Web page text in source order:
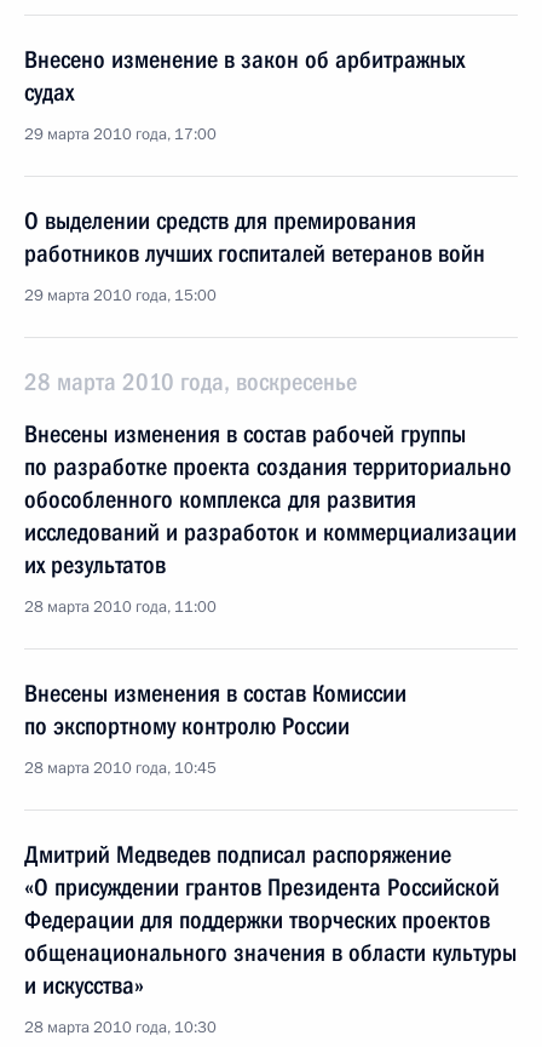
Внесено изменение в закон об арбитражных
судах
29 марта 2010 года, 17:00
О выделении средств для премирования
работников лучших госпиталей ветеранов войн
29 марта 2010 года, 15:00
28 марта 2010 года, воскресенье
Внесены изменения в состав рабочей группы
по разработке проекта создания территориально
обособленного комплекса для развития
исследований и разработок и коммерциализации
их результатов
28 марта 2010 года, 11:00
Внесены изменения в состав Комиссии
по экспортному контролю России
28 марта 2010 года, 10:45
Дмитрий Медведев подписал распоряжение
«О присуждении грантов Президента Российской
Федерации для поддержки творческих проектов
общенационального значения в области культуры
и искусства»
28 марта 2010 года, 10:30